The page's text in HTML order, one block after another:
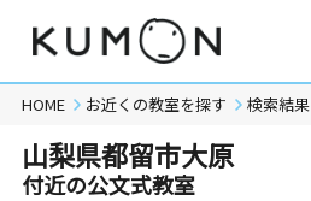
HOME お近くの教室を探す 検索結果
山梨県都留市大原
付近の公文式教室